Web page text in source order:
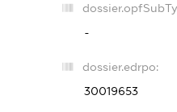
-
dossier.edrpo:
30019653